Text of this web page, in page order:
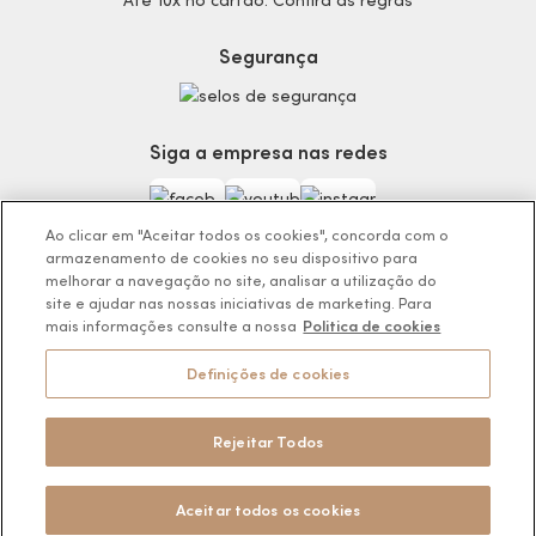
Trocas e Devoluções
Teste da Fragrância Perfeita
Encontre o Presente Ideal!
Beauty Week
Guia da Beleza Eudora
Segurança
Siga a empresa nas redes
Os preços da loja online podem variar em relação as lojas físicas e
venda direta.
CEP 11900-000 | CNPJ/MF 11.137.051/0406-41
Ao clicar em "Aceitar todos os cookies", concorda com o
armazenamento de cookies no seu dispositivo para
melhorar a navegação no site, analisar a utilização do
site e ajudar nas nossas iniciativas de marketing. Para
mais informações consulte a nossa Politica de cookies
Definições de cookies
Rejeitar Todos
Aceitar todos os cookies